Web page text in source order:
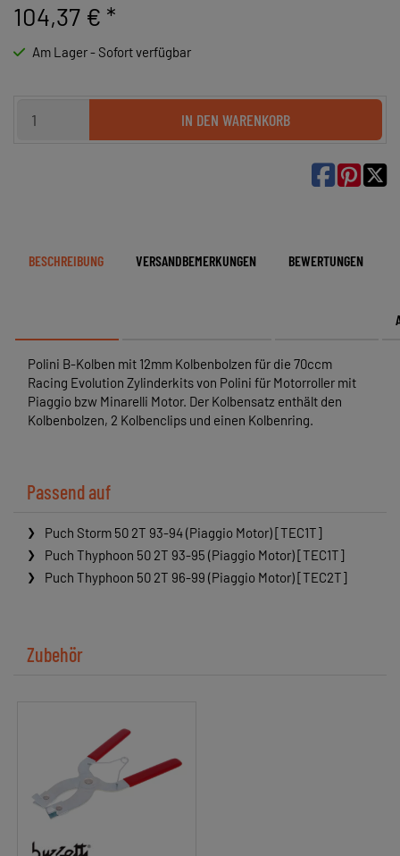
104,37 € *
Am Lager - Sofort verfügbar
IN DEN WARENKORB

BESCHREIBUNG VERSANDBEMERKUNGEN BEWERTUNGEN
Polini B-Kolben mit 12mm Kolbenbolzen für die 70ccm
Racing Evolution Zylinderkits von Polini für Motorroller mit
Piaggio bzw Minarelli Motor. Der Kolbensatz enthält den
Kolbenbolzen, 2 Kolbenclips und einen Kolbenring.
Passend auf
Puch Storm 50 2T 93-94 (Piaggio Motor) [TEC1T]
Puch Thyphoon 50 2T 93-95 (Piaggio Motor) [TEC1T]
Puch Thyphoon 50 2T 96-99 (Piaggio Motor) [TEC2T]
Zubehör